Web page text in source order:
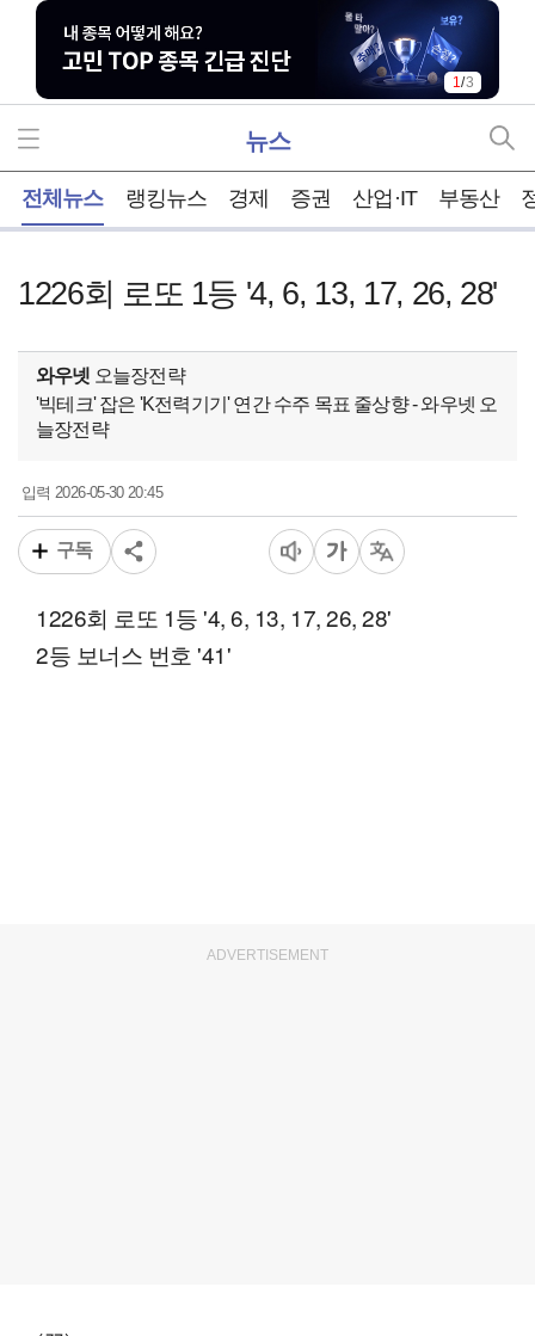
2/3
뉴스
전체뉴스 랭킹뉴스 경제 증권 산업·IT 부동산
1226회 로또 1등 '4, 6, 13, 17, 26, 28'
와우넷 오늘장전략
'빅테크' 잡은 'K전력기기' 연간 수주 목표 줄상향 - 와우넷 오
늘장전략
입력 2026-05-30 20:45
구독
1226회 로또 1등 '4, 6, 13, 17, 26, 28'
2등 보너스 번호 '41'
ADVERTISEMENT